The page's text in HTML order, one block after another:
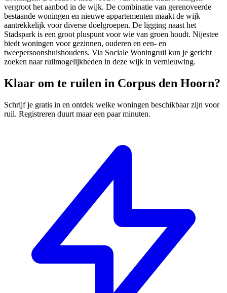
vergroot het aanbod in de wijk. De combinatie van gerenoveerde
bestaande woningen en nieuwe appartementen maakt de wijk
aantrekkelijk voor diverse doelgroepen. De ligging naast het
Stadspark is een groot pluspunt voor wie van groen houdt. Nijestee
biedt woningen voor gezinnen, ouderen en een- en
tweepersoonshuishoudens. Via Sociale Woningruil kun je gericht
zoeken naar ruilmogelijkheden in deze wijk in vernieuwing.
Klaar om te ruilen in Corpus den Hoorn?
Schrijf je gratis in en ontdek welke woningen beschikbaar zijn voor
ruil. Registreren duurt maar een paar minuten.